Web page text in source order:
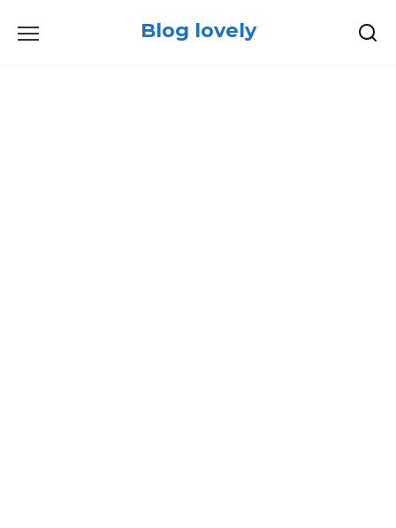
Blog lovely